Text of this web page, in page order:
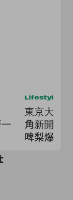
Lifestyle
東京大熱
角新開
啤梨爆餡